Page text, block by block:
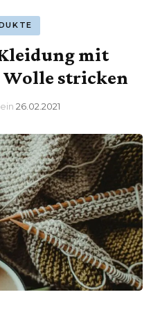
mit
stricken
ein 26.02.2021